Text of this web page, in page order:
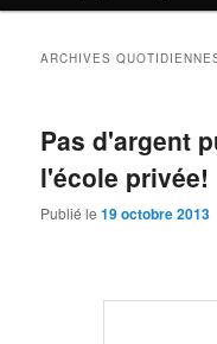
ARCHIVES
Pas d'argent
l'école privée!
Publié le19 octobre 2013